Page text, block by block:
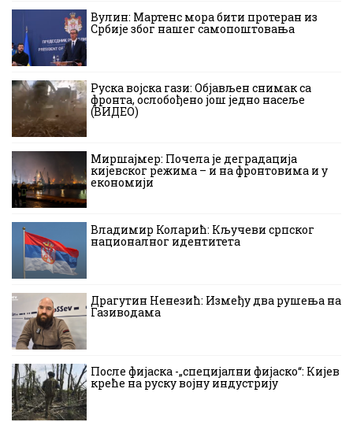
Вулин: Мартенс мора бити протеран из
Србије због нашег самопоштовања
Руска војска гази: Објављен снимак са
фронта, ослобођено још једно насеље
(ВИДЕО)
Миршајмер: Почела је деградација
кијевског режима – и на фронтовима и у
економији
Владимир Коларић: Кључеви српског
националног идентитета
Драгутин Ненезић: Између два рушења на
Газиводама
После фијаска -„специјални фијаско“: Кијев
креће на руску војну индустрију